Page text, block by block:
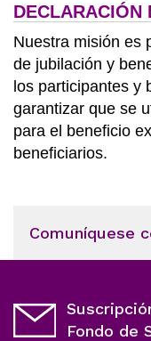
DECLARACIÓN
Nuestra misión es
de jubilación y
los participantes y
garantizar que se
para el beneficio
beneficiarios.
Comuníquese
Fondo de